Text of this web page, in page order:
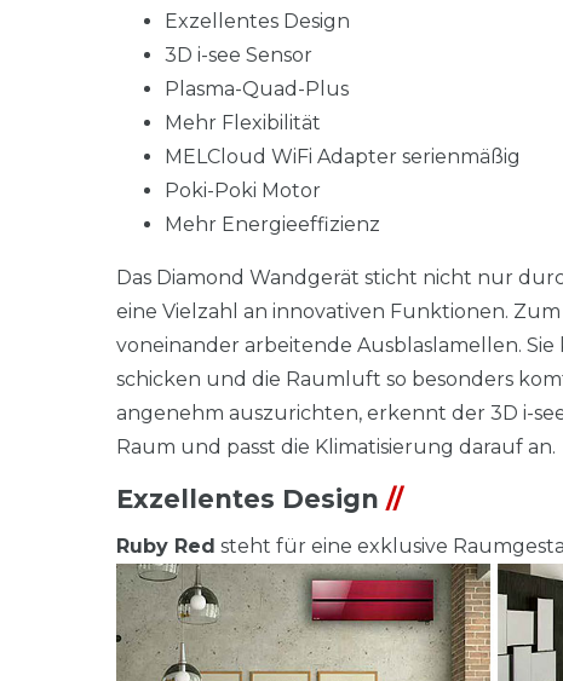
Exzellentes Design
3D i-see Sensor
Plasma-Quad-Plus
Mehr Flexibilität
MELCloud WiFi Adapter serienmäßig
Poki-Poki Motor
Mehr Energieeffizienz
Das Diamond Wandgerät sticht nicht nur
eine Vielzahl an innovativen Funktionen.
voneinander arbeitende Ausblaslamellen.
schicken und die Raumluft so besonders
angenehm auszurichten, erkennt der 3D i-
Raum und passt die Klimatisierung darauf an.
Exzellentes Design //
Ruby Red steht für eine exklusive